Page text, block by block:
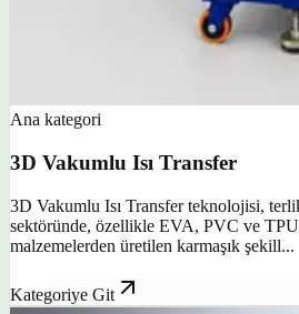
Ana kategori
3D Vakumlu Isı Transfer
3D Vakumlu Isı Transfer teknolojisi,
sektöründe, özellikle EVA, PVC ve
malzemelerden üretilen karmaşık şekill...
Kategoriye Git